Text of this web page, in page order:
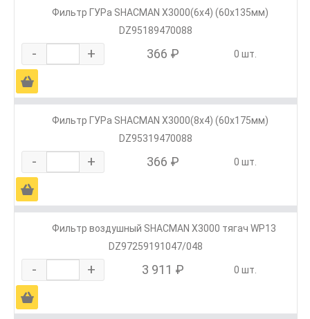
Фильтр ГУРа SHACMAN X3000(6х4) (60х135мм)
DZ95189470088
- + 366 ₽ 0 шт.
Ä
Фильтр ГУРа SHACMAN X3000(8х4) (60х175мм)
DZ95319470088
- + 366 ₽ 0 шт.
Ä
Фильтр воздушный SHACMAN X3000 тягач WP13
DZ97259191047/048
- + 3 911 ₽ 0 шт.
Ä